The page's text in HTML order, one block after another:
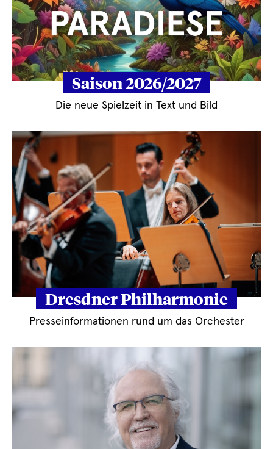
Saison 2026/2027
Die neue Spielzeit in Text und Bild
Dresdner Philharmonie
Presseinformationen rund um das Orchester